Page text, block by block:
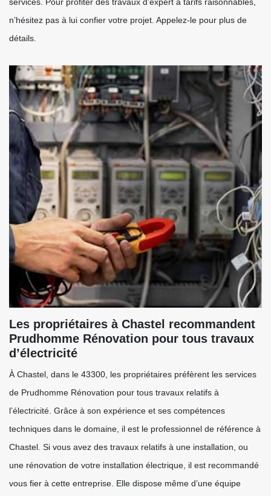
n’hésitez pas à lui confier votre projet. Appelez-le pour plus de
détails.
Les propriétaires à Chastel recommandent
Prudhomme Rénovation pour tous travaux
d’électricité
À Chastel, dans le 43300, les propriétaires préfèrent les services
de Prudhomme Rénovation pour tous travaux relatifs à
l’électricité. Grâce à son expérience et ses compétences
techniques dans le domaine, il est le professionnel de référence à
Chastel. Si vous avez des travaux relatifs à une installation, ou
une rénovation de votre installation électrique, il est recommandé
vous fier à cette entreprise. Elle dispose même d’une équipe